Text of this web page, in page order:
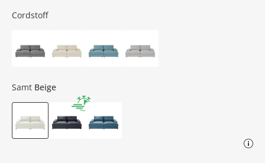
Cordstoff
Samt Beige